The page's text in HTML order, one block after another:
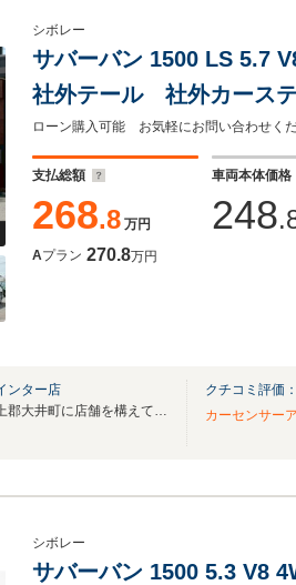
シボレー
サバーバン 1500 LS 5.7
社外テール 社外カース
ETC CARFAX
ローン購入可能 お気軽にお問い合わせく
支払総額
268.8 万円
車両本体価格
248
Aプラン 270.8万円
ンター店
Ｐｒｅｚｉａｎｏ は、足柄上郡大井町に店舗を構えてる自動車の買取・販売店です。
クチコミ評価：
カーセンサー
シボレー
サバーバン 1500 5.3 V8